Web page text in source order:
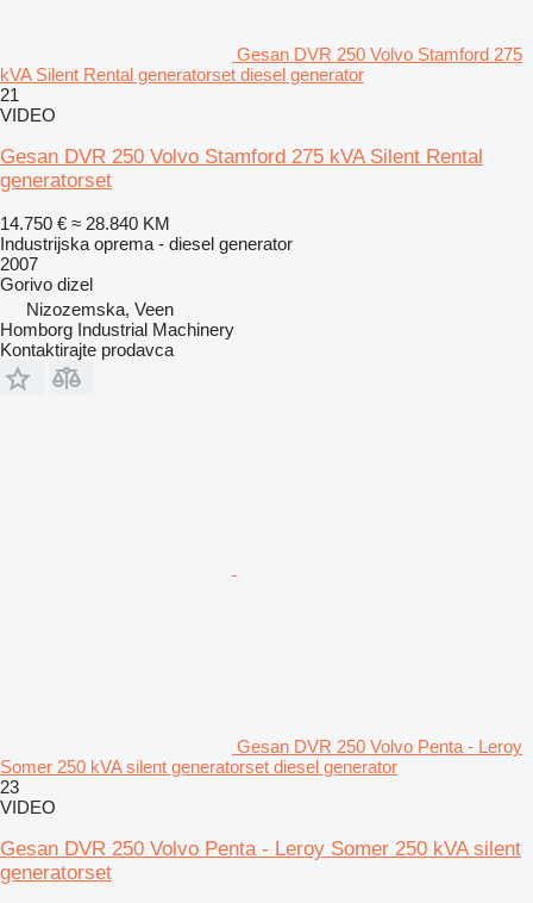
Gesan DVR 250 Volvo Stamford 275
kVA Silent Rental generatorset diesel generator
21
VIDEO
Gesan DVR 250 Volvo Stamford 275 kVA Silent Rental
generatorset
14.750 € ≈ 28.840 KM
Industrijska oprema - diesel generator
2007
Gorivo dizel
Nizozemska, Veen
Homborg Industrial Machinery
Kontaktirajte prodavca
Gesan DVR 250 Volvo Penta - Leroy
Somer 250 kVA silent generatorset diesel generator
23
VIDEO
Gesan DVR 250 Volvo Penta - Leroy Somer 250 kVA silent
generatorset